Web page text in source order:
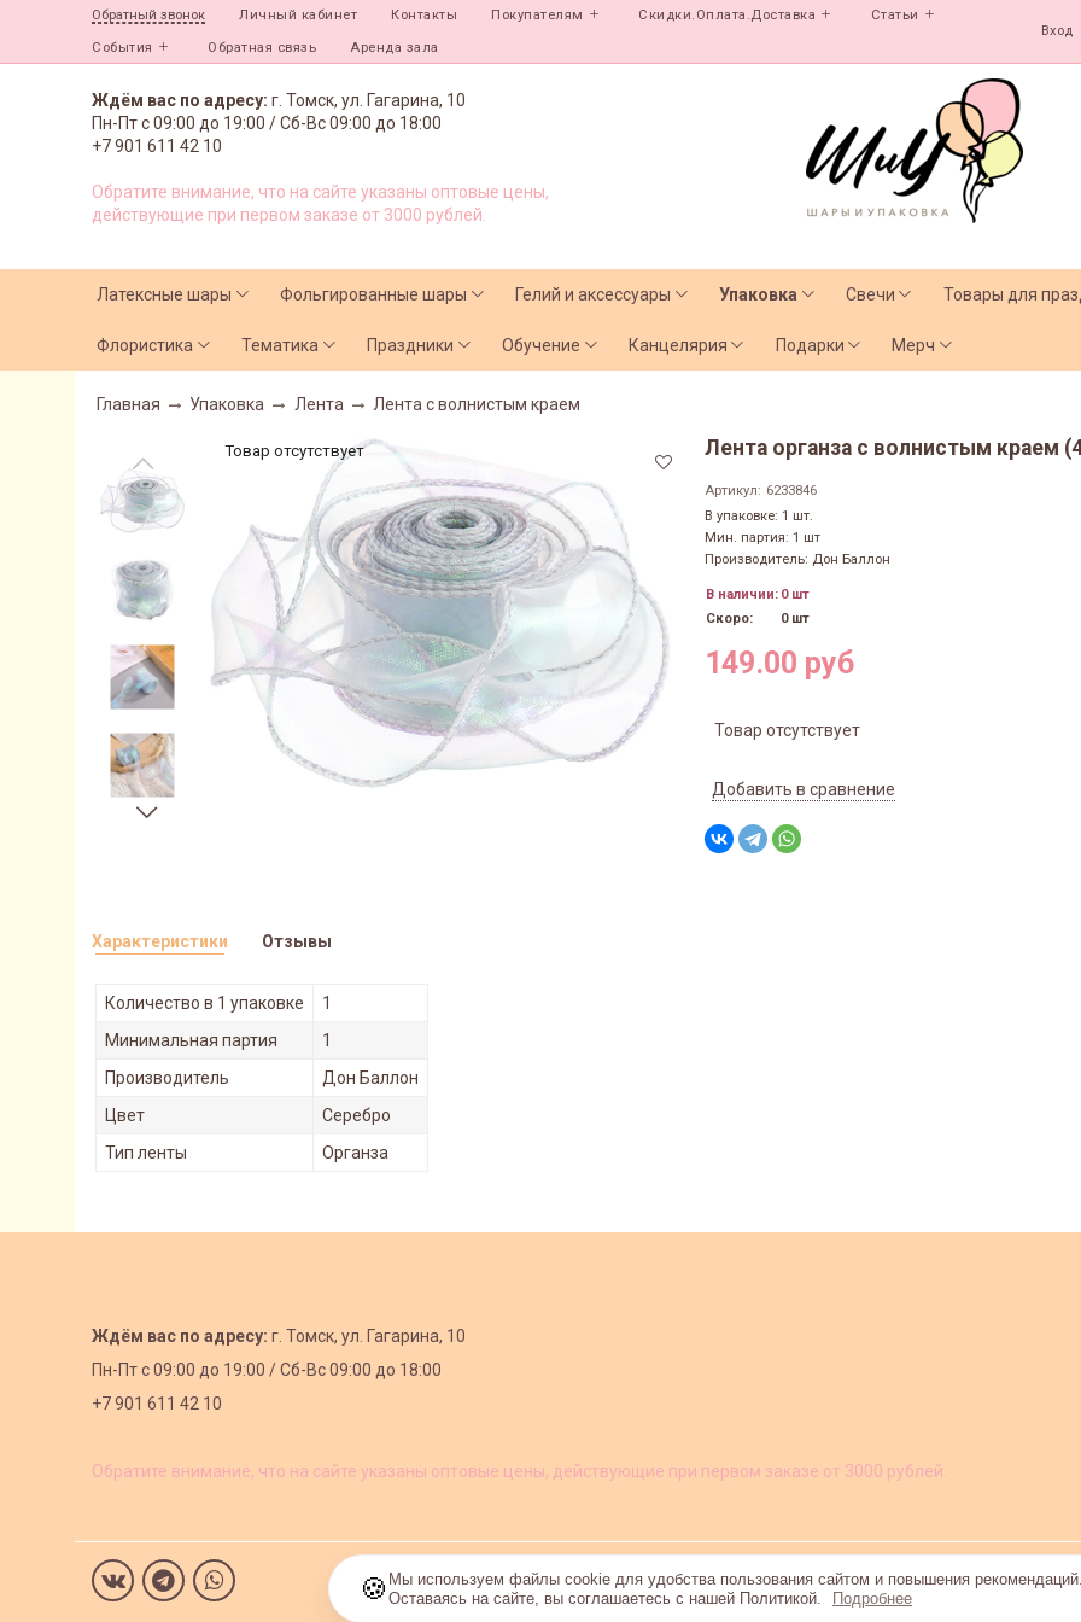
Обратный звонок Личный кабинет Контакты Покупателям Скидки.Оплата.Доставка Статьи
События Обратная связь Аренда зала
Вход
Ждём вас по адресу: г. Томск, ул. Гагарина, 10
Пн-Пт с09:00 до 19:00 /Сб-Вс 09:00 до 18:00
+7 901 611 42 10
Обратите внимание, что на сайте указаны оптовые цены,
действующие при первом заказе от 3000 рублей.
Латексные шары Фольгированные шары Гелий и аксессуары Упаковка Свечи Товары для
Флористика Тематика Праздники Обучение Канцелярия Подарки Мерч
Главная Упаковка Лента Лента с волнистым краем
Товар отсутствует Лента органза с волнистым краем
Артикул: 6233846
В упаковке: 1 шт.
Мин. партия: 1 шт
Производитель: Дон Баллон
В наличии: 0 шт
Скоро:
0 шт
149.00 руб
Товар отсутствует
Добавить в сравнение
Характеристики
Количество в 1 упаковке
1
Минимальная партия
1
Производитель
Дон Баллон
Цвет
Серебро
Тип ленты
Органза
Отзывы
Ждём вас по адресу: г. Томск, ул. Гагарина, 10
Пн-Пт с09:00 до 19:00 /Сб-Вс 09:00 до 18:00
+7 901 611 42 10
Обратите внимание, что на сайте указаны оптовые цены, действующие при первом заказе от 3000 рублей.
🍪 Мы используем файлы cookie для удобства пользования сайтом и повышения рекомендаций.
Оставаясь на сайте, вы соглашаетесь с нашей Политикой.
Подробнее